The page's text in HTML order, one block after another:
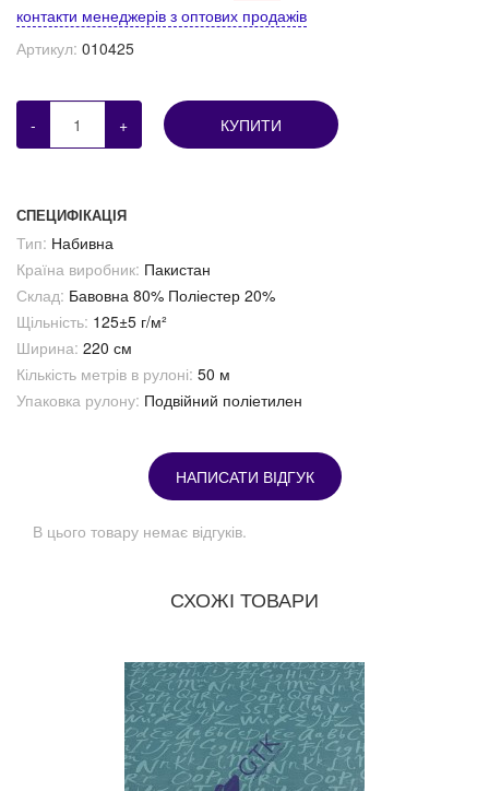
контакти менеджерів з оптових продажів
Артикул: 010425
- + КУПИТИ
СПЕЦИФІКАЦІЯ
Тип: Набивна
Країна виробник: Пакистан
Склад: Бавовна 80% Поліестер 20%
Щільність: 125±5 г/м²
Ширина: 220 см
Кількість метрів в рулоні: 50 м
Упаковка рулону: Подвійний поліетилен
НАПИСАТИ ВІДГУК
В цього товару немає відгуків.
СХОЖІ ТОВАРИ